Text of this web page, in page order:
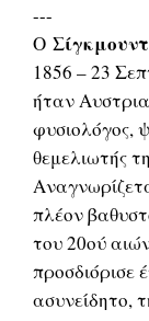
---
Ο
1856 – 23
ήταν
φυσιολόγος,
θεμελιωτής
πλέον
του 20ού
προσδιόρισε
ασυνείδητο,